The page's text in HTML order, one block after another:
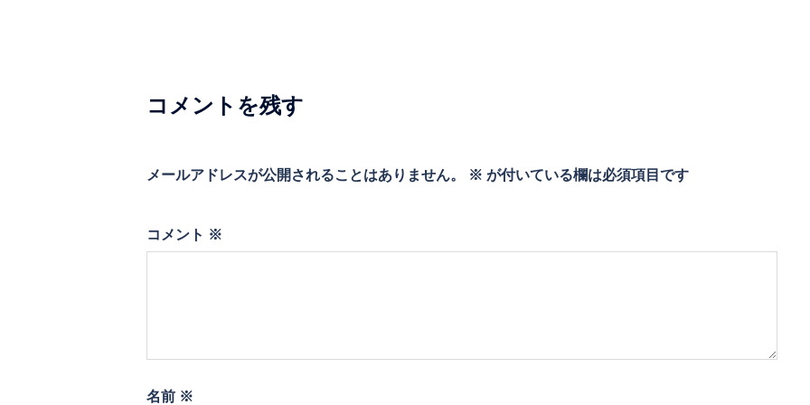
コメントを残す
メールアドレスが公開されることはありません。 ※ が付いている欄は必須項目です
コメント ※
名前 ※